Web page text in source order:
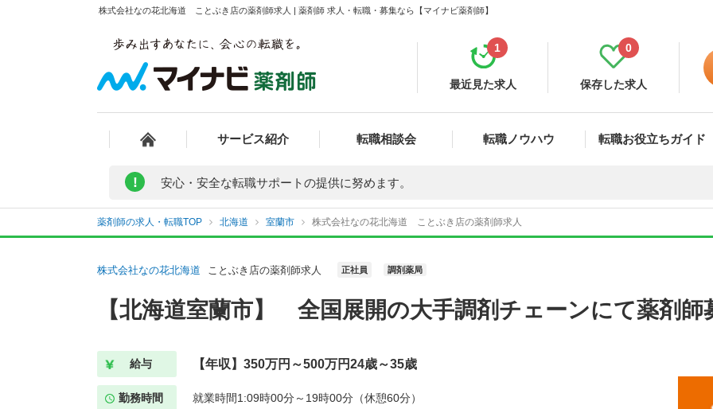
株式会社なの花北海道 ことぶき店の薬剤師求人 | 薬剤師 求人・転職・募集なら【マイナビ薬剤師】
最近見た求人
1
保存した求人
0
サービス紹介 転職相談会 転職ノウハウ 転職お役立ちガイド
! 安心・安全な転職サポートの提供に努めます。
薬剤師の求人・転職TOP 北海道 室蘭市 株式会社なの花北海道 ことぶき店の薬剤師求人
株式会社なの花北海道 ことぶき店の薬剤師求人 正社員 調剤薬局
【北海道室蘭市】 全国展開の大手調剤チェーンにて薬剤師
給与 【年収】350万円～500万円24歳～35歳
勤務時間 就業時間1:09時00分～19時00分（休憩60分）